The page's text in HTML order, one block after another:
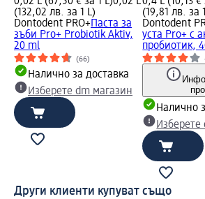
(132,02 лв. за 1 L)
Dontodent PRO+Паста за
зъби Pro+ Probiotik Aktiv,
20 ml
(66)
Налично за доставка
Изберете dm магазин
(19,81 лв. за
Dontodent
уста Pro+ с
пробиотик,
Налично
Изберете
Други клиенти купуват също